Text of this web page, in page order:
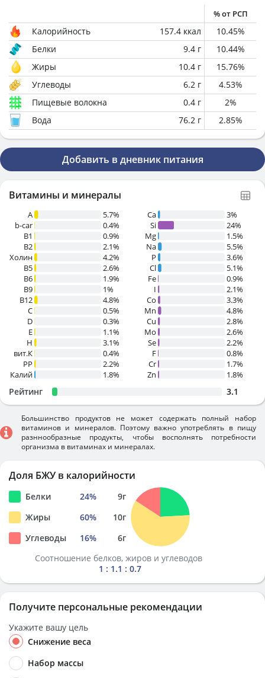
% от РСП
Калорийность 157.4 ккал 10.45%
Белки
9.4 г 10.44%
Жиры
10.4 г 15.76%
Углеводы
6.2 г 4.53%
Пищевые волокна
0.4 г 2%
Вода
76.2 г 2.85%
Добавить в дневник питания
Витамины и минералы
A
5.7%
b-car
0.4%
В1
0.9%
B2
2.1%
Холин
4.2%
B5
2.6%
B6
1.9%
B9
1%
B12
4.8%
C
0.5%
D
0.3%
E
1.1%
H
3.1%
вит.К
0.4%
PP
2.2%
Калий
1.8%
Ca
3%
Si
24%
Mg
1.5%
Na
5.5%
P
3.6%
Cl
5.1%
Fe
0.9%
I
2.1%
Co
3.3%
Mn
4.8%
Cu
2.8%
Mo
2.6%
Se
2.2%
F
0.8%
Cr
1.7%
Zn
1.8%
Рейтинг 3.1
Большинство продуктов не может содержать полный набор
витаминов и минералов. Поэтому важно употреблять в пищу
разннообразные продукты, чтобы восполнять потребности
организма в витаминах и минералах.
Доля БЖУ в калорийности
Белки 24% 9г
Жиры
60% 10г
Углеводы
16% 6г
Соотношение белков, жиров и углеводов
1 : 1.1 : 0.7
Получите персональные рекомендации
Укажите вашу цель
Снижение веса
Набор массы